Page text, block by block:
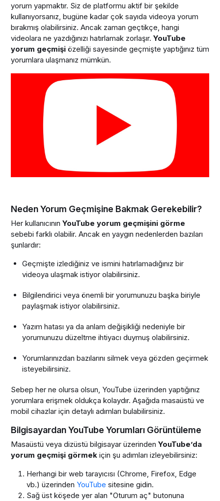
yorum yapmaktır. Siz de platformu aktif bir şekilde
kullanıyorsanız, bugüne kadar çok sayıda videoya yorum
bırakmış olabilirsiniz. Ancak zaman geçtikçe, hangi
videolara ne yazdığınızı hatırlamak zorlaşır. YouTube
yorum geçmişi özelliği sayesinde geçmişte yaptığınız tüm
yorumlara ulaşmanız mümkün.
Neden Yorum Geçmişine Bakmak Gerekebilir?
Her kullanıcının YouTube yorum geçmişini görme
sebebi farklı olabilir. Ancak en yaygın nedenlerden bazıları
şunlardır:
Geçmişte izlediğiniz ve ismini hatırlamadığınız bir
videoya ulaşmak istiyor olabilirsiniz.
Bilgilendirici veya önemli bir yorumunuzu başka biriyle
paylaşmak istiyor olabilirsiniz.
Yazım hatası ya da anlam değişikliği nedeniyle bir
yorumunuzu düzeltme ihtiyacı duymuş olabilirsiniz.
Yorumlarınızdan bazılarını silmek veya gözden geçirmek
isteyebilirsiniz.
Sebep her ne olursa olsun, YouTube üzerinden yaptığınız
yorumlara erişmek oldukça kolaydır. Aşağıda masaüstü ve
mobil cihazlar için detaylı adımları bulabilirsiniz.
Bilgisayardan YouTube Yorumları Görüntüleme
Masaüstü veya dizüstü bilgisayar üzerinden YouTube’da
yorum geçmişi görmek için şu adımları izleyebilirsiniz:
Herhangi bir web tarayıcısı (Chrome, Firefox, Edge
vb.) üzerinden YouTube sitesine gidin.
Sağ üst köşede yer alan "Oturum aç" butonuna